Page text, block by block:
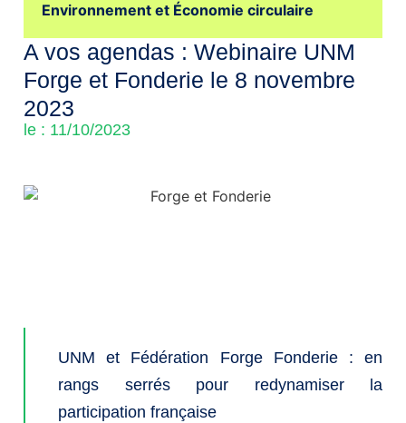
Environnement et Économie circulaire
A vos agendas : Webinaire UNM
Forge et Fonderie le 8 novembre
2023
le : 11/10/2023
UNM et Fédération Forge Fonderie : en
rangs serrés pour redynamiser la
participation française